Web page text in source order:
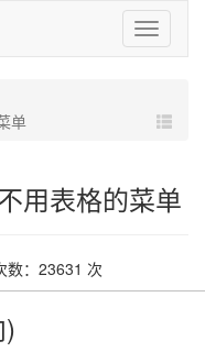
爱
易
单
用表格的菜单
：23631 次